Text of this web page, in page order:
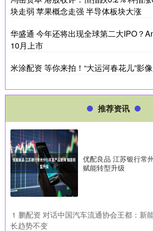
块走弱 苹果概念走强 半导体板块大涨
华盛通 今年还将出现全球第二大IPO？
10月上市
米涂配资 等你来拍！“大运河春花儿”影
推荐资讯
优配良品 江苏银行常
赋能转型升级
1 鹏配资 对话中国汽车流通协会王都：新
长趋势不变